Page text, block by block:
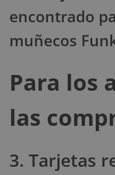
encontrado
muñecos
Para los
las
3. Tarjetas